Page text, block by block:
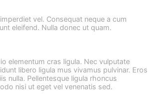
vel. Consequat neque a cum
eleifend. Nulla donec ut quam.
elementum cras ligula. Nec vulputate
libero ligula mus vivamus pulvinar. Eros
nulla. Pellentesque ligula rhoncus
nisi ut eget vel venenatis sed.